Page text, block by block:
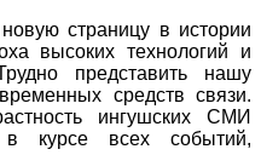
страницу в истории
высоких технологий и
представить нашу
средств связи.
ингушских СМИ
курсе всех событий,